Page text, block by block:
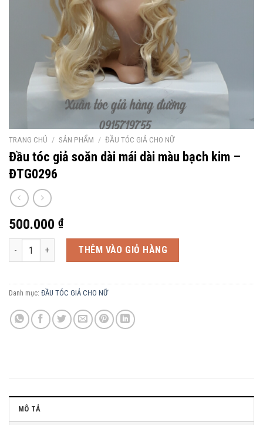
TRANG CHỦ / SẢN PHẨM / ĐẦU TÓC GIẢ CHO NỮ
Đầu tóc giả soăn dài mái dài màu bạch kim –
ĐTG0296
500.000 ₫
Đầu tóc giả soăn dài mái dài màu bạch kim - ĐTG0296 số lượng
THÊM VÀO GIỎ HÀNG
Danh mục: ĐẦU TÓC GIẢ CHO NỮ
MÔ TẢ